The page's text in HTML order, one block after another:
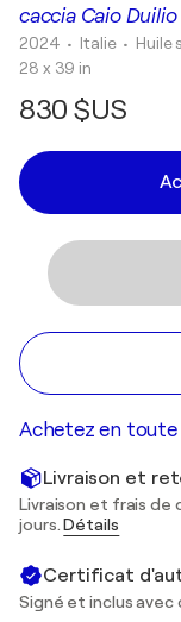
caccia Caio Duilio
2024 • Italie • Huile
28 x 39 in
830 $US
Achetez en
Livraison et
Livraison et frais de
jours.Détails
Certificat
Signé et inclus